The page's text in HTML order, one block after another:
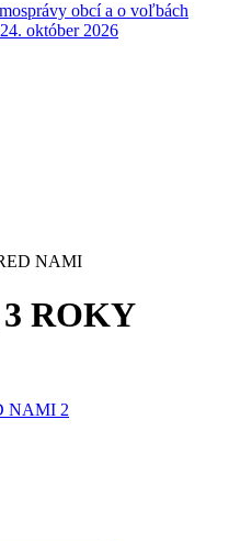
obcí a o voľbách
október 2026
NAMI
ROKY